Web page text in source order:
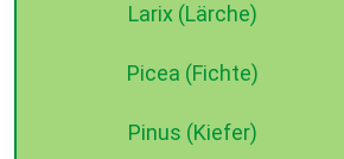
Larix (Lärche)
Picea (Fichte)
Pinus (Kiefer)